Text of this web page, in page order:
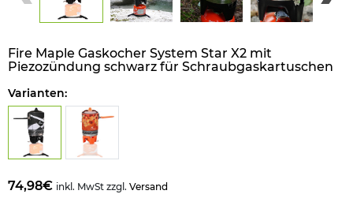
Fire Maple Gaskocher System Star X2 mit
Piezozündung schwarz für Schraubgaskartuschen
Varianten:
74,98€ inkl. MwSt zzgl. Versand